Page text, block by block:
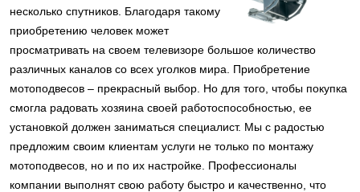
несколько спутников. Благодаря такому
приобретению человек может
просматривать на своем телевизоре большое количество
различных каналов со всех уголков мира. Приобретение
мотоподвесов – прекрасный выбор. Но для того, чтобы покупка
смогла радовать хозяина своей работоспособностью, ее
установкой должен заниматься специалист. Мы с радостью
предложим своим клиентам услуги не только по монтажу
мотоподвесов, но и по их настройке. Профессионалы
компании выполнят свою работу быстро и качественно, что